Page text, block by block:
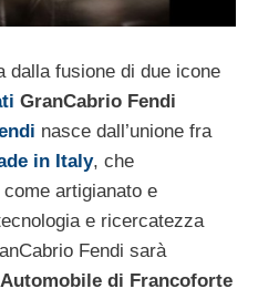
dalla fusione di due icone
GranCabrio Fendi
nasce dall’unione fra
in Italy, che
artigianato e
e ricercatezza
Fendi sarà
di Francoforte